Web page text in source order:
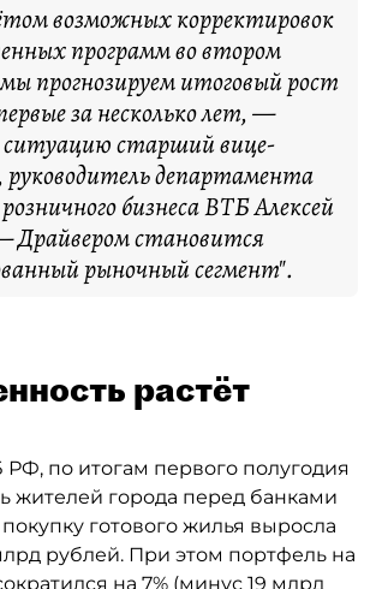
возможных корректировок
программ во втором
прогнозируем итоговый рост
за несколько лет, —
ситуацию старший вице-
руководитель департамента
бизнеса ВТБ Алексей
Драйвером становится
рыночный сегмент".
растёт
по итогам первого полугодия
жителей города перед банками
готового жилья выросла
рублей. При этом портфель на
на 7% (минус 19 млрд